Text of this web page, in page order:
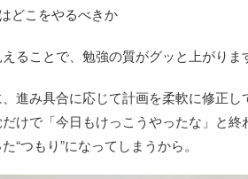
どこをやるべきか
ることで、勉強の質がグッと上がりま
進み具合に応じて計画を柔軟に修正し
けで「今日もけっこうやったな」と終
“つもり”になってしまうから。